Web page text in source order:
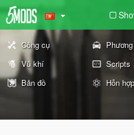
Công cụ
Vũ khí
Scripts
Bản đồ
Hỗn hợp